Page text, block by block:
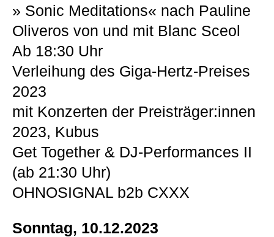
» Sonic Meditations« nach Pauline
Oliveros von und mit Blanc Sceol
Ab 18:30 Uhr
Verleihung des Giga-Hertz-Preises
2023
mit Konzerten der Preisträger:innen
2023, Kubus
Get Together & DJ-Performances II
(ab 21:30 Uhr)
OHNOSIGNAL b2b CXXX
Sonntag, 10.12.2023